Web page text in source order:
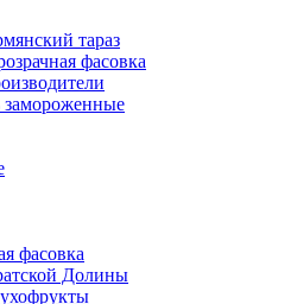
тараз
фасовка
фасовка
Долины